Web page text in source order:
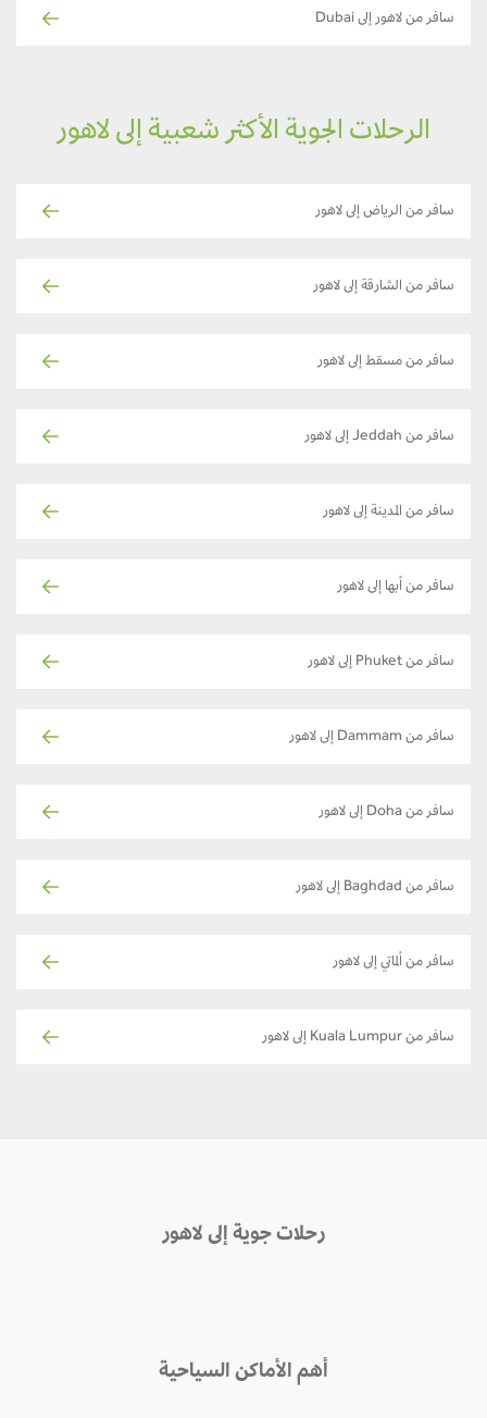
سافر من لاهور إلى Dubai
الرحلات الجوية الأكثر شعبية إلى لاهور
سافر من الرياض إلى لاهور
سافر من الشارقة إلى لاهور
سافر من مسقط إلى لاهور
سافر من Jeddah إلى لاهور
سافر من المدينة إلى لاهور
سافر من أبها إلى لاهور
سافر من Phuket إلى لاهور
سافر من Dammam إلى لاهور
سافر من Doha إلى لاهور
سافر من Baghdad إلى لاهور
سافر من ألماتي إلى لاهور
سافر من Kuala Lumpur إلى لاهور
رحلات جوية إلى لاهور
أهم الأماكن السياحية